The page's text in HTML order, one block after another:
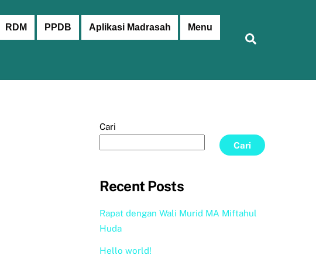
RDM PPDB Aplikasi Madrasah Menu
Cari
Cari
Recent Posts
Rapat dengan Wali Murid MA Miftahul
Huda
Hello world!